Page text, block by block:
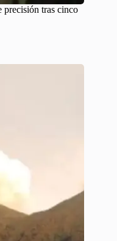
precisión tras cinco